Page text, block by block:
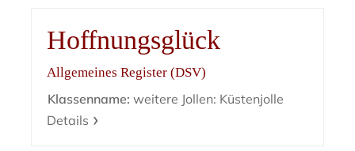
Hoffnungsglück
Allgemeines Register (DSV)
Klassenname: weitere Jollen: Küstenjolle
Details